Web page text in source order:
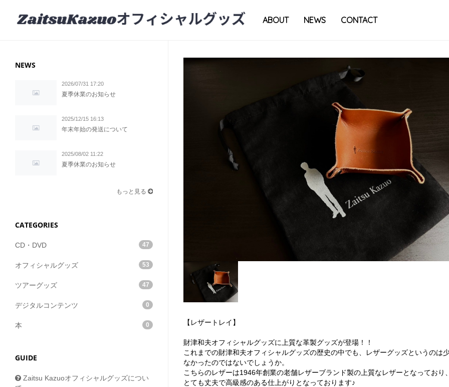
ABOUT NEWS CONTACT
NEWS
2026/07/31 17:20
夏季休業のお知らせ
2025/12/15 16:13
年末年始の発送について
2025/08/02 11:22
夏季休業のお知らせ
もっと見る
CATEGORIES
CD・DVD 47
オフィシャルグッズ 53
ツアーグッズ 47
デジタルコンテンツ 0
本 0
GUIDE
Zaitsu Kazuoオフィシャルグッズについ
【レザートレイ】
財津和夫オフィシャルグッズに上質な革製グッズが登場！！
これまでの財津和夫オフィシャルグッズの歴史の中でも、レザーグッズというのは
なかったのではないでしょうか。
こちらのレザーは1946年創業の老舗レザーブランド製の上質なレザーとなっており、
とても丈夫で高級感のある仕上がりとなっております♪